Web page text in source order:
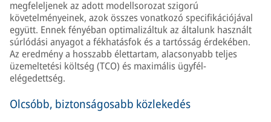
megfeleljenek az adott modellsorozat szigorú
követelményeinek, azok összes vonatkozó specifikációjával
együtt. Ennek fényéban optimalizáltuk az általunk használt
súrlódási anyagot a fékhatásfok és a tartósság érdekében.
Az eredmény a hosszabb élettartam, alacsonyabb teljes
üzemeltetési költség (TCO) és maximális ügyfél-
elégedettség.
Olcsóbb, biztonságosabb közlekedés